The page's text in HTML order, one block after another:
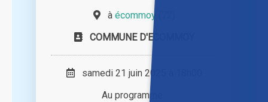
à écommoy (72)
COMMUNE D'ECOMMOY
samedi 21 juin 2025 à 18h00
Au programme :